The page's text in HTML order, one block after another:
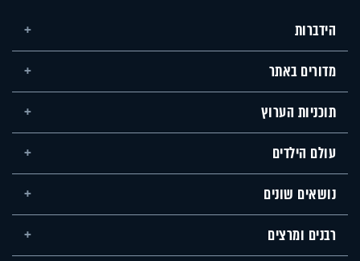
הידברות
מדורים באתר
תוכניות הערוץ
עולם הילדים
נושאים שונים
רבנים ומרצים